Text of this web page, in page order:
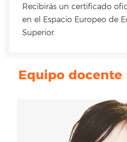
Recibirás un certificado
en el Espacio Europeo de
Superior.
Equipo docente